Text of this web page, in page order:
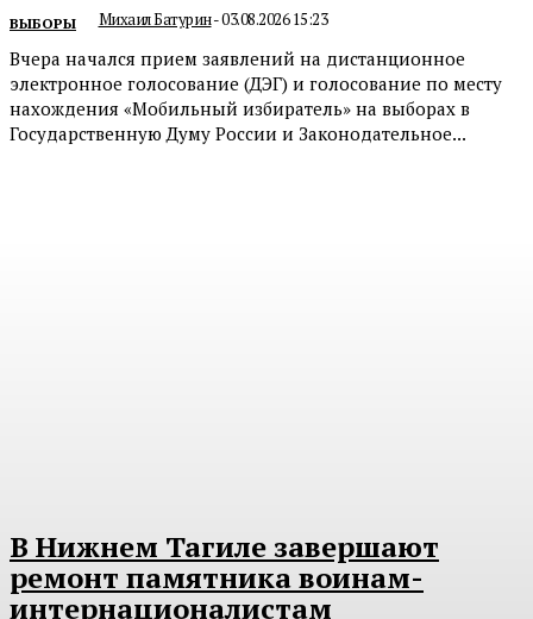
ВЫБОРЫ Михаил Батурин-03.08.2026 15:23
Вчера начался прием заявлений на дистанционное
электронное голосование (ДЭГ) и голосование по месту
нахождения «Мобильный избиратель» на выборах в
Государственную Думу России и Законодательное...
В Нижнем Тагиле завершают
ремонт памятника воинам-
интернационалистам